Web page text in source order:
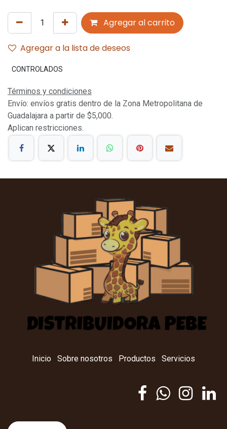
Agregar al carrito
Agregar a la lista de deseos
CONTROLADOS
Términos y condiciones
Envío: envíos gratis dentro de la Zona Metropolitana de
Guadalajara a partir de $5,000.
Aplican restricciones.
Inicio Sobre nosotros Productos Servicios